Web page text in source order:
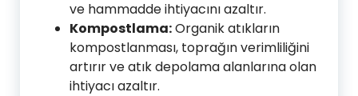
ve hammadde ihtiyacını azaltır.
Kompostlama:Organik atıkların
kompostlanması, toprağın verimliliğini
artırır ve atık depolama alanlarına olan
ihtiyacı azaltır.